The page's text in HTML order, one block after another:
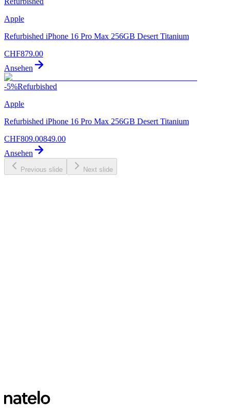
Apple
Refurbished iPhone 16 Pro Max 256GB Desert Titanium
CHF879.00
Ansehen
-5%Refurbished
Apple
Refurbished iPhone 16 Pro Max 256GB Desert Titanium
CHF809.00849.00
Ansehen
Previous slide Next slide